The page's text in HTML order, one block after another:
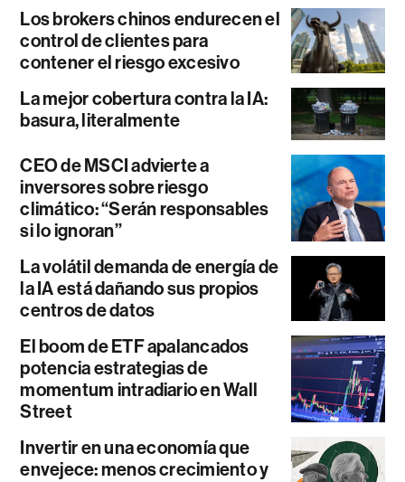
Los brokers chinos endurecen el
control de clientes para
contener el riesgo excesivo
La mejor cobertura contra la IA:
basura, literalmente
CEO de MSCI advierte a
inversores sobre riesgo
climático: “Serán responsables
si lo ignoran”
La volátil demanda de energía de
la IA está dañando sus propios
centros de datos
El boom de ETF apalancados
potencia estrategias de
momentum intradiario en Wall
Street
Invertir en una economía que
envejece: menos crecimiento y